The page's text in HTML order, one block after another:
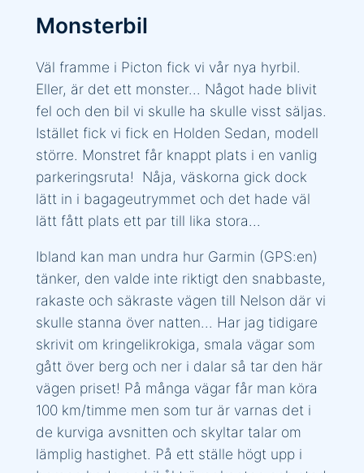
Monsterbil
Väl framme i Picton fick vi vår nya hyrbil.
Eller, är det ett monster… Något hade blivit
fel och den bil vi skulle ha skulle visst säljas.
Istället fick vi fick en Holden Sedan, modell
större. Monstret får knappt plats i en vanlig
parkeringsruta! Nåja, väskorna gick dock
lätt in i bagageutrymmet och det hade väl
lätt fått plats ett par till lika stora…
Ibland kan man undra hur Garmin (GPS:en)
tänker, den valde inte riktigt den snabbaste,
rakaste och säkraste vägen till Nelson där vi
skulle stanna över natten… Har jag tidigare
skrivit om kringelikrokiga, smala vägar som
gått över berg och ner i dalar så tar den här
vägen priset! På många vägar får man köra
100 km/timme men som tur är varnas det i
de kurviga avsnitten och skyltar talar om
lämplig hastighet. På ett ställe högt upp i